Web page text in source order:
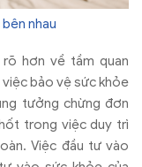
nhau
hơn về tầm quan
bảo vệ sức khỏe
tưởng chừng đơn
trong việc duy trì
Việc đầu tư vào